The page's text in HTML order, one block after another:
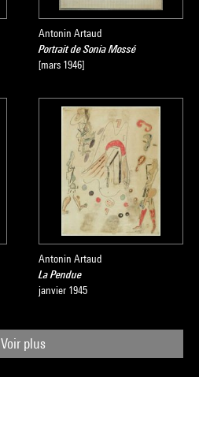
Antonin Artaud
Portrait de Sonia Mossé
[mars 1946]
Antonin Artaud
La Pendue
janvier 1945
Voir plus